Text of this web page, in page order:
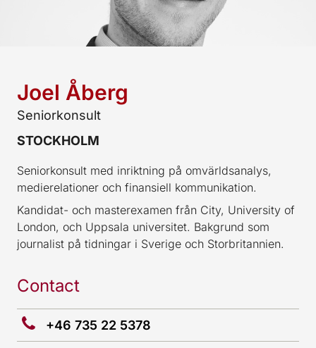
Joel Åberg
Seniorkonsult
STOCKHOLM
Seniorkonsult med inriktning på omvärldsanalys,
medierelationer och finansiell kommunikation.
Kandidat- och masterexamen från City, University of
London, och Uppsala universitet. Bakgrund som
journalist på tidningar i Sverige och Storbritannien.
Contact
+46 735 22 5378